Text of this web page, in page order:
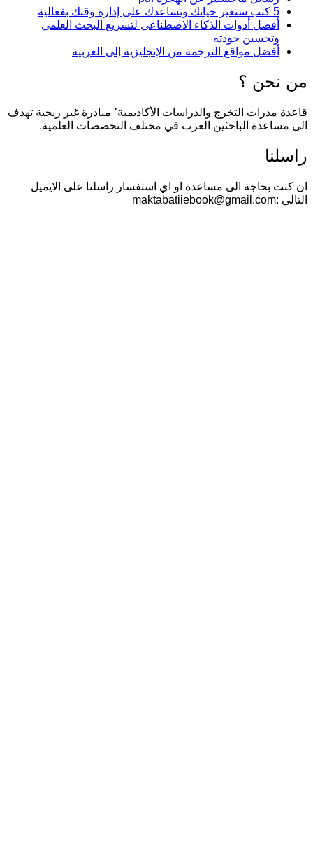
5 كتب ستغير حياتك وتساعدك على إدارة وقتك بفعالية
أفضل أدوات الذكاء الاصطناعي لتسريع البحث العلمي
وتحسين جودته
أفضل مواقع الترجمة من الإنجليزية إلى العربية
من نحن ؟
قاعدة مذرات التخرج والدراسات الأكاديمية٬ مبادرة غير ربحية تهدف
الى مساعدة الباحثين العرب في مختلف التخصصات العلمية.
راسلنا
ان كنت بحاجة الى مساعدة او اي استفسار راسلنا على الايميل
التالي :maktabatiiebook@gmail.com